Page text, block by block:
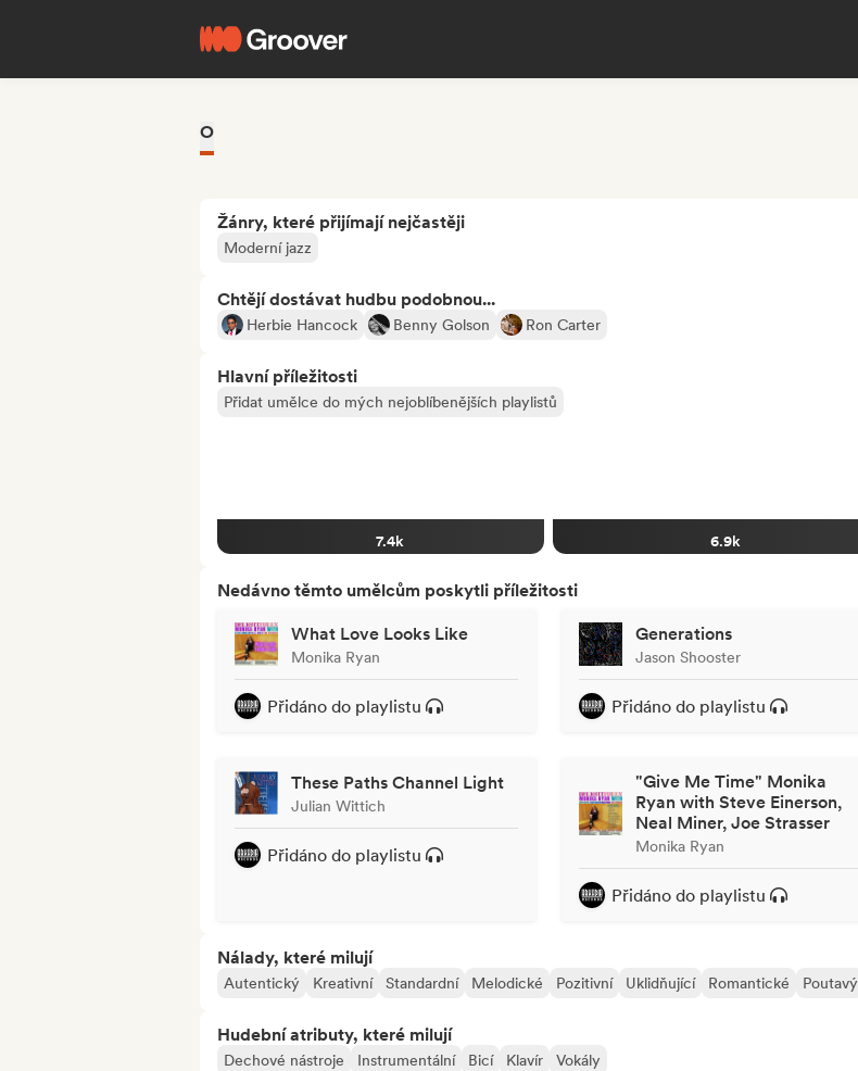
O
Žánry, které přijímají nejčastěji
Moderní jazz
Chtějí dostávat hudbu podobnou...
Herbie Hancock Benny Golson Ron Carter
Hlavní příležitosti
Přidat umělce do mých nejoblíbenějších playlistů
7.4k 6.9k
Nedávno těmto umělcům poskytli příležitosti
What Love Looks Like
Monika Ryan
Přidáno do playlistu
Generations
Jason Shooster
Přidáno do playlistu
These Paths Channel Light
Julian Wittich
Přidáno do playlistu
"Give Me Time" Monika
Ryan with Steve Einerson,
Neal Miner, Joe Strasser
Monika Ryan
Přidáno do playlistu
Nálady, které milují
Autentický Kreativní Standardní Melodické Pozitivní Uklidňující Romantické Poutavý
Hudební atributy, které milují
Dechové nástroje Instrumentální Bicí Klavír Vokály